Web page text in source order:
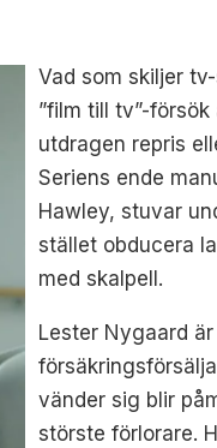
Vad som skiljer
”film till tv”-
utdragen repris
Seriens ende
Hawley, stuvar
stället obducera
med skalpell.
Lester Nygaard
vänder sig blir
störste förlorare.